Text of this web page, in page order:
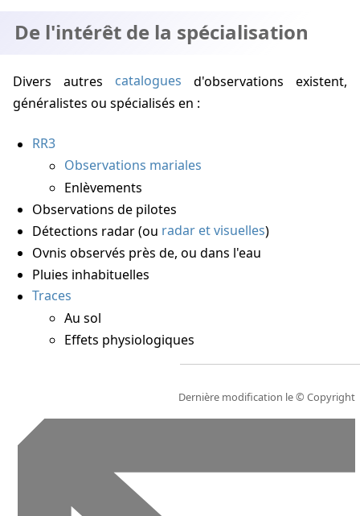
De l'intérêt de la spécialisation
Divers autres catalogues d'observations existent,
généralistes ou spécialisés en :
RR3
Observations mariales
Enlèvements
Observations de pilotes
Détections radar (ou radar et visuelles)
Ovnis observés près de, ou dans l'eau
Pluies inhabituelles
Traces
Au sol
Effets physiologiques
Dernière modification le© Copyright